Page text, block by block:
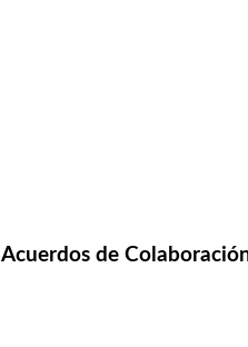
Acuerdos de